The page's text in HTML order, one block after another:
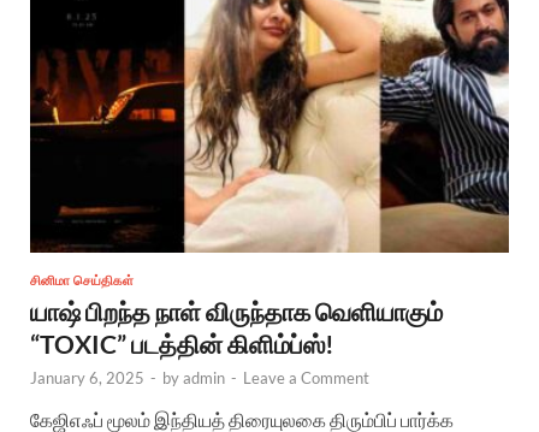
சினிமா செய்திகள்
யாஷ் பிறந்த நாள் விருந்தாக வெளியாகும்
“TOXIC” படத்தின் கிளிம்ப்ஸ்!
January 6, 2025 - byadmin - Leave a Comment
கேஜிஎஃப் மூலம் இந்தியத் திரையுலகை திரும்பிப் பார்க்க